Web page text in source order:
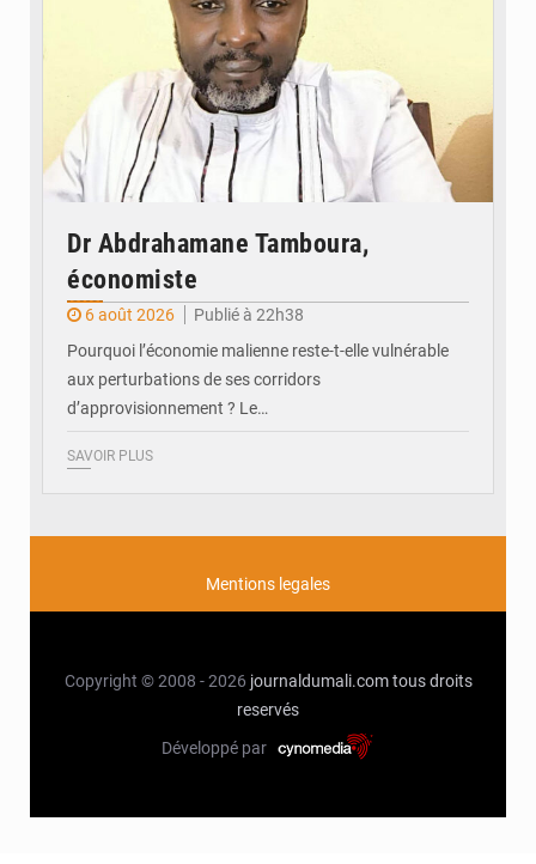
Dr Abdrahamane Tamboura,
économiste
6 août 2026
Publié à 22h38
Pourquoi l’économie malienne reste-t-elle vulnérable
aux perturbations de ses corridors
d’approvisionnement ? Le…
SAVOIR PLUS
Mentions legales
Copyright © 2008 - 2026 journaldumali.com tous droits
reservés
Développé par